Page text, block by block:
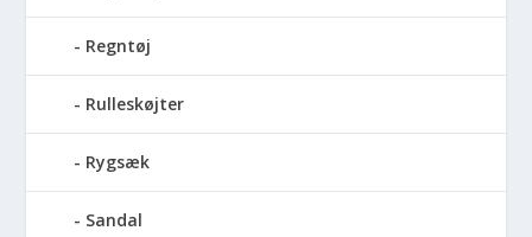
Regntøj
Rulleskøjter
Rygsæk
Sandal